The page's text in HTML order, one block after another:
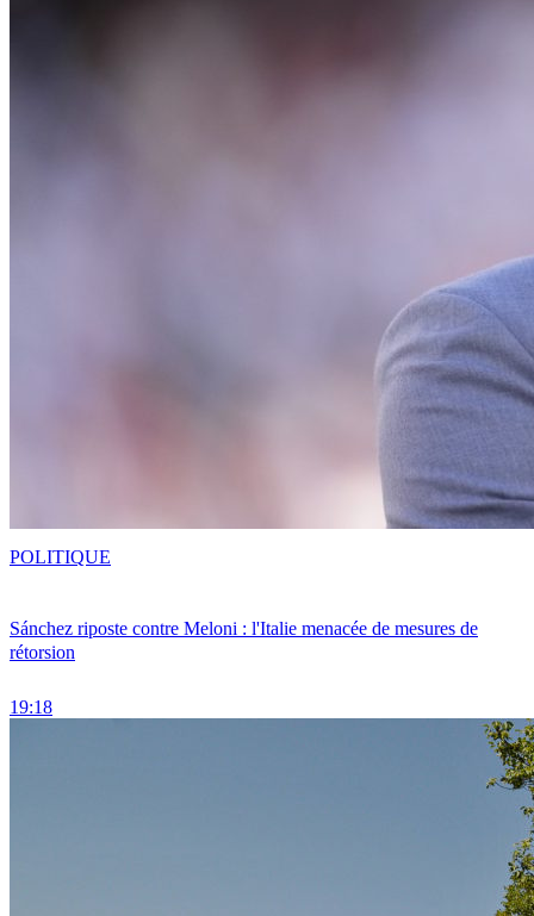
Sánchez riposte contre Meloni : l'Italie menacée de mesures de
rétorsion
19:18
POLITIQUE